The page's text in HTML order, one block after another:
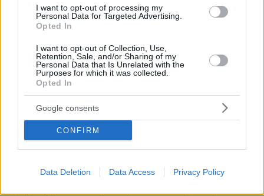
I want to opt-out of processing my
Personal Data for Targeted Advertising.
Opted In
I want to opt-out of Collection, Use,
Retention, Sale, and/or Sharing of my
Personal Data that Is Unrelated with the
Purposes for which it was collected.
Opted In
Google consents
CONFIRM
Data Deletion Data Access Privacy Policy
ΔΙΑΒΑΣΤΕ ΑΚΟΜΑ